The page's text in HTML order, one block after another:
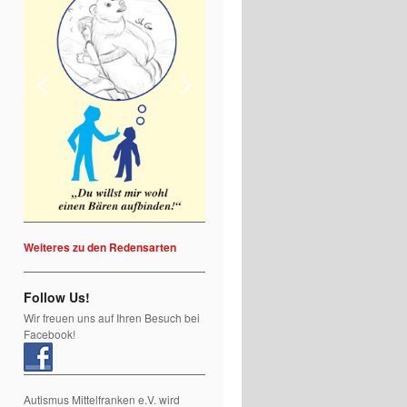
Weiteres zu den Redensarten
Follow Us!
Wir freuen uns auf Ihren Besuch bei
Facebook!
Autismus Mittelfranken e.V. wird